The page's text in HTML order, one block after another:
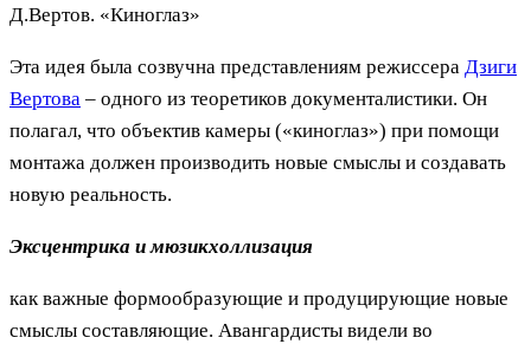
Д.Вертов. «Киноглаз»
Эта идея была созвучна представлениям режиссера Дзиги
Вертова – одного из теоретиков документалистики. Он
полагал, что объектив камеры («киноглаз») при помощи
монтажа должен производить новые смыслы и создавать
новую реальность.
Эксцентрика и мюзикхоллизация
как важные формообразующие и продуцирующие новые
смыслы составляющие. Авангардисты видели во